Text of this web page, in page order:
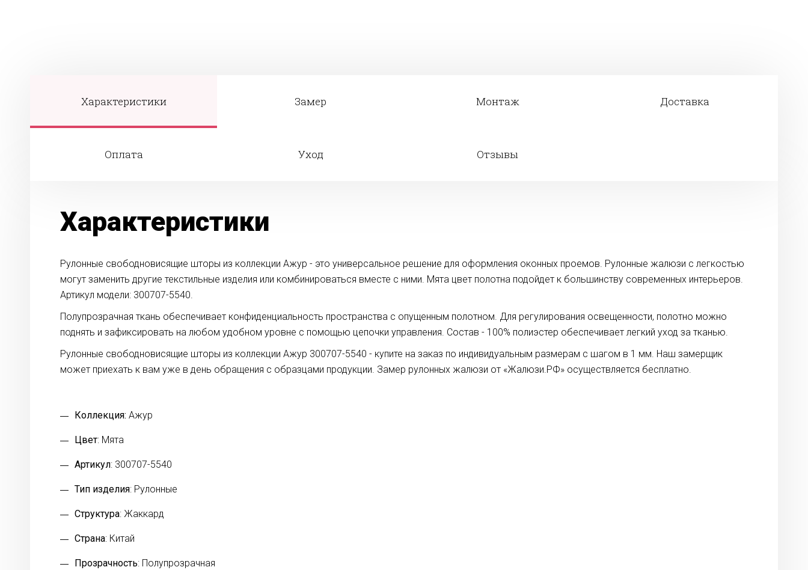
Характеристики Замер Монтаж Доставка
Оплата Уход Отзывы
Характеристики
Рулонные свободновисящие шторы из коллекции Ажур - это универсальное решение для оформления оконных проемов. Рулонные жалюзи с легкостью
могут заменить другие текстильные изделия или комбинироваться вместе с ними. Мята цвет полотна подойдет к большинству современных интерьеров.
Артикул модели: 300707-5540.
Полупрозрачная ткань обеспечивает конфиденциальность пространства с опущенным полотном. Для регулирования освещенности, полотно можно
поднять и зафиксировать на любом удобном уровне с помощью цепочки управления. Состав - 100% полиэстер обеспечивает легкий уход за тканью.
Рулонные свободновисящие шторы из коллекции Ажур 300707-5540 - купите на заказ по индивидуальным размерам с шагом в 1 мм. Наш замерщик
может приехать к вам уже в день обращения с образцами продукции. Замер рулонных жалюзи от «Жалюзи.РФ» осуществляется бесплатно.
Коллекция: Ажур
Цвет: Мята
Артикул: 300707-5540
Тип изделия: Рулонные
Структура: Жаккард
Страна: Китай
Прозрачность: Полупрозрачная